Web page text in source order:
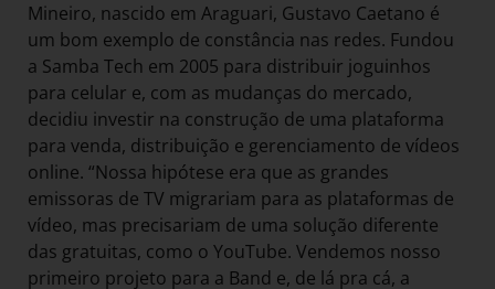
Mineiro, nascido em Araguari, Gustavo Caetano é
um bom exemplo de constância nas redes. Fundou
a Samba Tech em 2005 para distribuir joguinhos
para celular e, com as mudanças do mercado,
decidiu investir na construção de uma plataforma
para venda, distribuição e gerenciamento de vídeos
online. “Nossa hipótese era que as grandes
emissoras de TV migrariam para as plataformas de
vídeo, mas precisariam de uma solução diferente
das gratuitas, como o YouTube. Vendemos nosso
primeiro projeto para a Band e, de lá pra cá, a